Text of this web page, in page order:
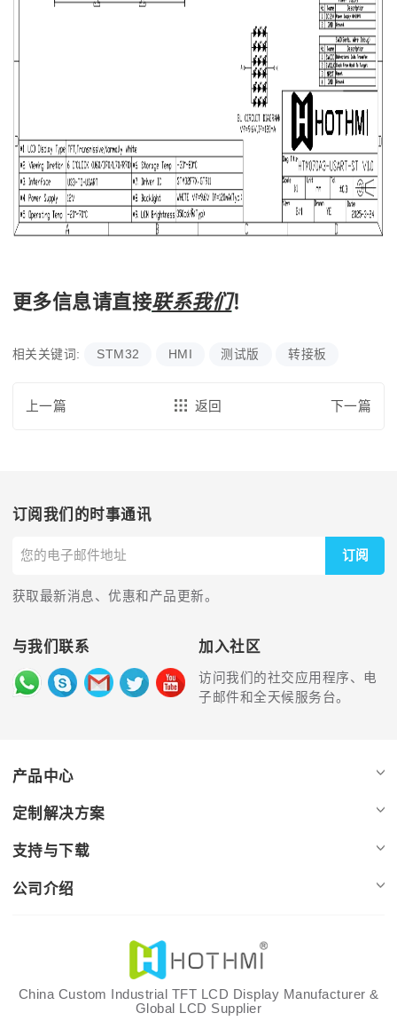
更多信息请直接联系我们！
相关关键词: STM32 HMI 测试版 转接板
上一篇 返回 下一篇
订阅我们的时事通讯
订阅
获取最新消息、优惠和产品更新。
与我们联系 加入社区
访问我们的社交应用程序、电
子邮件和全天候服务台。
产品中心
定制解决方案
支持与下载
公司介绍
China Custom Industrial TFT LCD Display Manufacturer &
Global LCD Supplier